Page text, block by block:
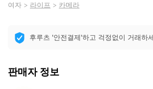
여자 > 라이프 > 카메라
후루츠 '안전결제'하고 걱정없이 거래하
판매자 정보